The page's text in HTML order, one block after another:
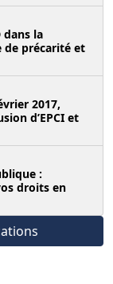
dans la
de précarité et
2017,
d’EPCI et
:
droits en